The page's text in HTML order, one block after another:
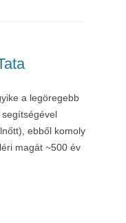
a legöregebb
ebből komoly
magát ~500 év